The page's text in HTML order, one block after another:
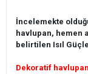
İncelemekte
havlupan, hemen
belirtilen Isıl
Dekoratif